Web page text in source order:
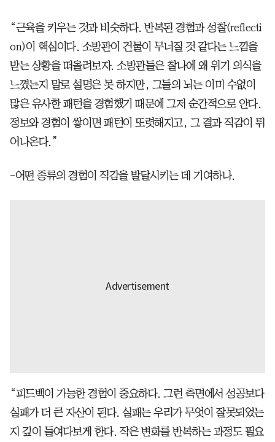
“근육을 키우는 것과 비슷하다. 반복된 경험과 성찰(reflecti
on)이 핵심이다. 소방관이 건물이 무너질 것 같다는 느낌을
받는 상황을 떠올려보자. 소방관들은 찰나에 왜 위기 의식을
느꼈는지 말로 설명은 못 하지만, 그들의 뇌는 이미 수없이
많은 유사한 패턴을 경험했기 때문에 그저 순간적으로 안다.
정보와 경험이 쌓이면 패턴이 또렷해지고, 그 결과 직감이 튀
어나온다.”
-어떤 종류의 경험이 직감을 발달시키는 데 기여하나.
“피드백이 가능한 경험이 중요하다. 그런 측면에서 성공보다
실패가 더 큰 자산이 된다. 실패는 우리가 무엇이 잘못되었는
지 깊이 들여다보게 한다. 작은 변화를 반복하는 과정도 필요